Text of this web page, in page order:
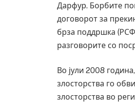
Дарфур. Борбите
договорот за
брза поддршка
разговорите со
Во јули 2008
злосторства го
злосторства во